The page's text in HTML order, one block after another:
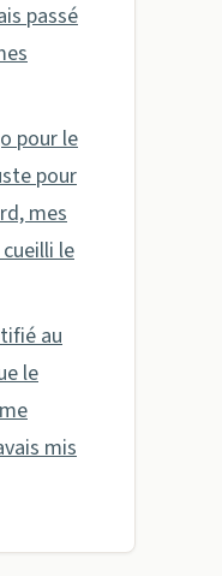
passé
pour le
pour
mes
le
au
le
mis